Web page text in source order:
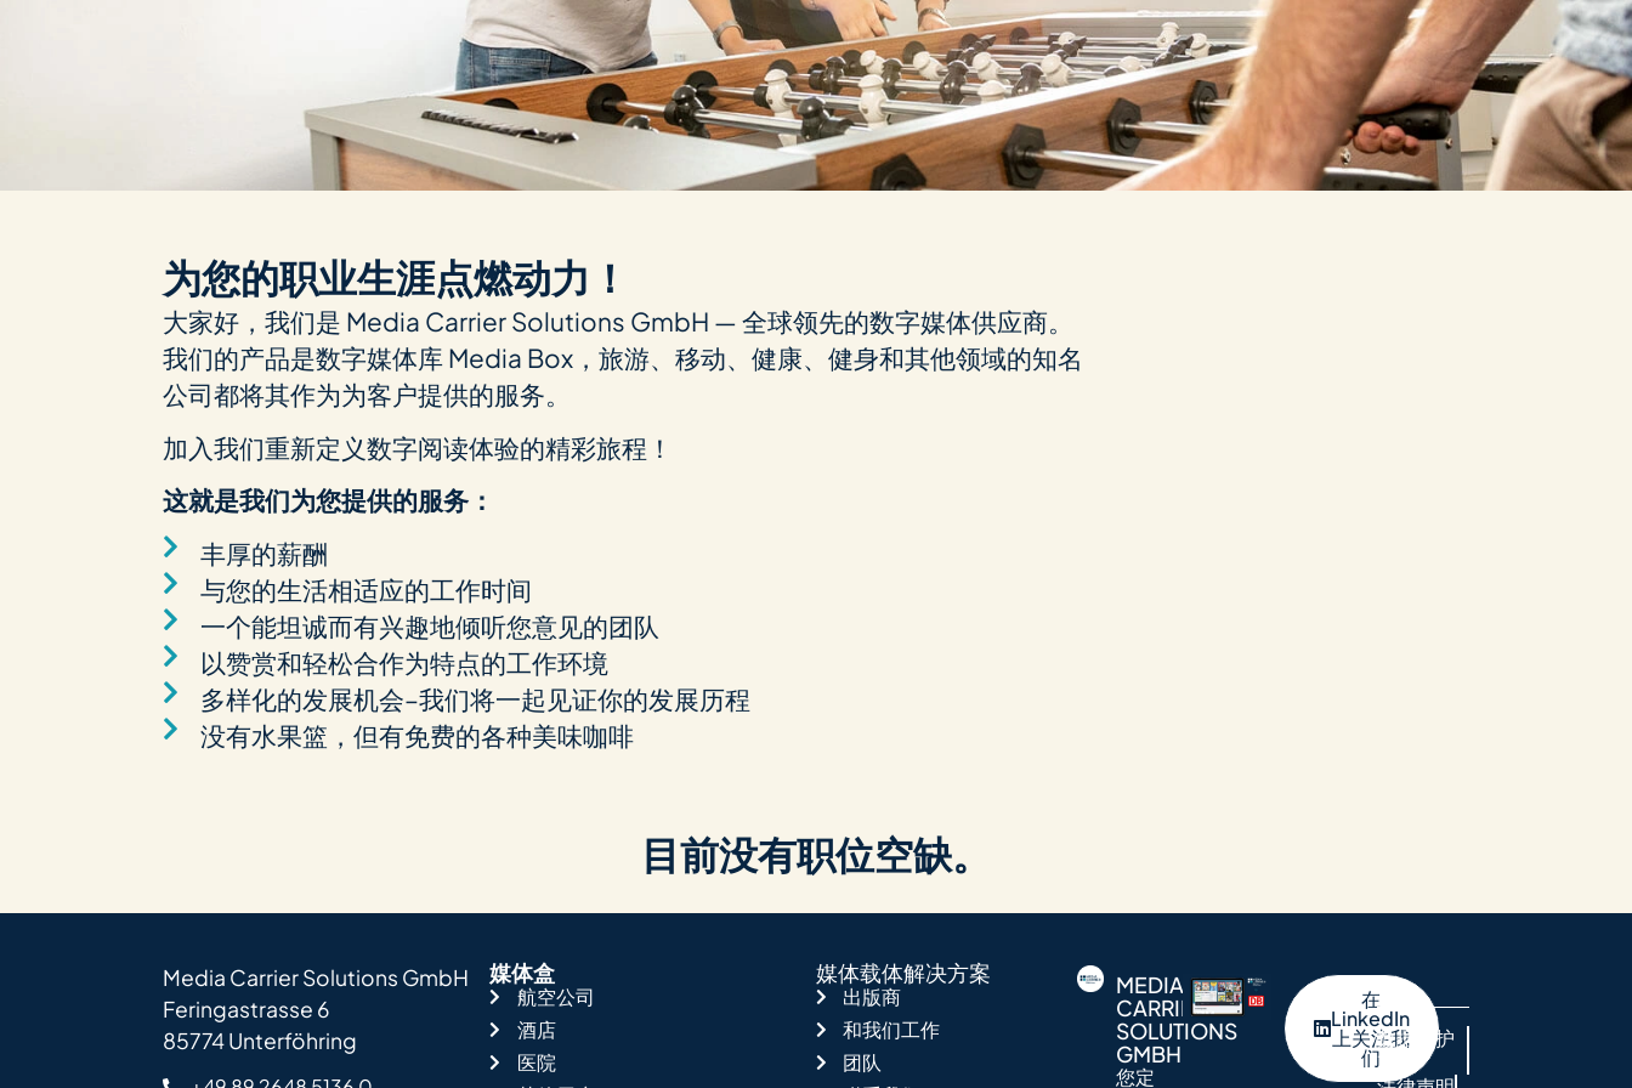
为您的职业生涯点燃动力！
大家好，我们是 Media Car­rier Solu­ti­ons GmbH — 全球领先的数字媒体供应商。
我们的产品是数字媒体库 Media Box，旅游、移动、健康、健身和其他领域的知名
公司都将其作为为客户提供的服务。
加入我们重新定义数字阅读体验的精彩旅程！
这就是我们为您提供的服务：
丰厚的薪酬
与您的生活相适应的工作时间
一个能坦诚而有兴趣地倾听您意见的团队
以赞赏和轻松合作为特点的工作环境
多样化的发展机会–我们将一起见证你的发展历程
没有水果篮，但有免费的各种美味咖啡
目前没有职位空缺。
Media Carrier Solutions GmbH
Feringastrasse 6
85774 Unterföhring
媒体盒
航空公司
酒店
医院
媒体载体解决方案
出版商
和我们工作
团队
MEDIA
CARRIER
SOLUTIONS
GMBH
您定
在
LinkedIn
上关注我
们
数据保护
声明